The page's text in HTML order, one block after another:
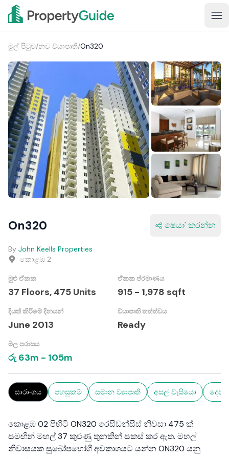
මුල් පිටුව/නව ව්යාපෘති/On320
On320 ෂෙයා' කරන්න
By John Keells Properties
කොළඹ 2
මුළු ඒකක
37 Floors, 475 Units
ඒකක ප්රමාණය
915 - 1,978 sqft
දියත් කිරීමේ දිනයන්
June 2013
ව්යාපෘති තත්ත්වය
Ready
මිල පරාසය
රු 63m - 105m
සාරාංශය පහසුකම් සමාන ව්‍යාපෘති අසල් වැසියෝ දේපල
කොළඹ 02 පිහිටි ON320 රෙසිඩන්සීස් නිවසා 475 ක්
සමඟින් මහල් 37 කුළුණු තුනකින් සකස් කර ඇත. මහල්
නිවාසයක සුඛෝපභෝගී අවකාශයට යන්න ON320 යනු